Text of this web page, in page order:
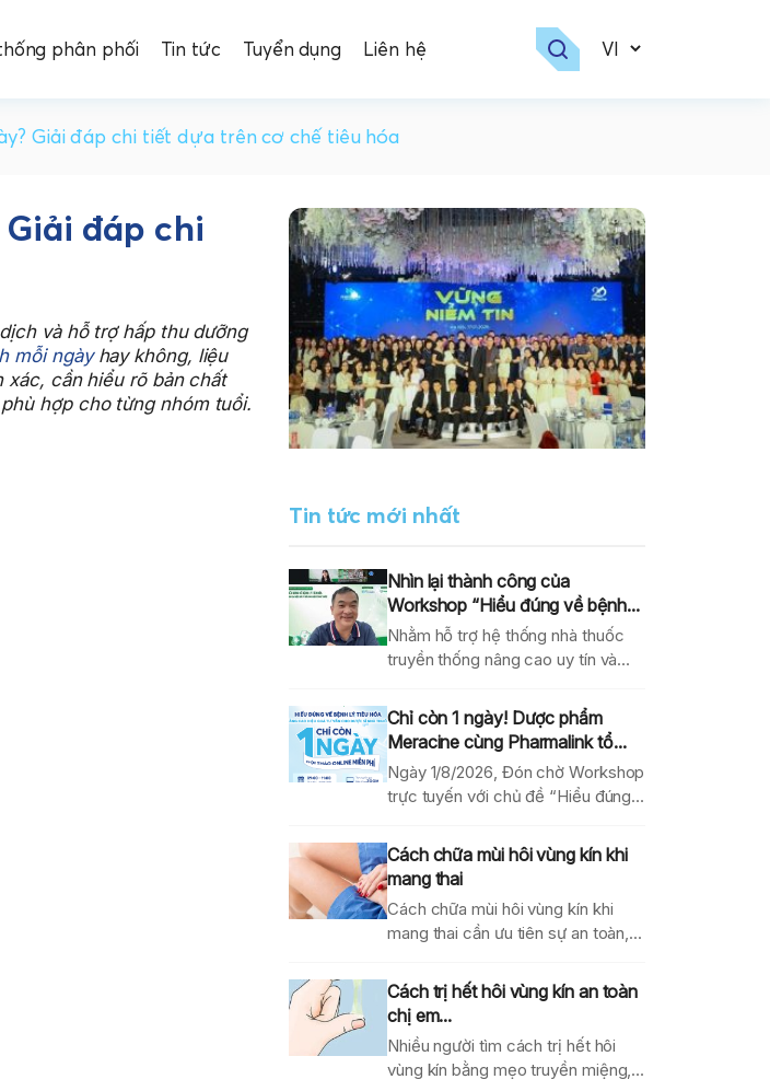
phân phối Tin tức Tuyển dụng Liên hệ
Giải đáp chi tiết dựa trên cơ chế tiêu hóa
đáp chi
và hỗ trợ hấp thu dưỡng
mỗi ngàyhay không, liệu
cần hiểu rõ bản chất
hợp cho từng nhóm tuổi.
Tin tức mới nhất
Nhìn lại thành công của
Workshop “Hiểu đúng về bệnh...
Nhằm hỗ trợ hệ thống nhà thuốc
truyền thống nâng cao uy tín và
Chỉ còn 1 ngày! Dược phẩm
Meracine cùng Pharmalink tổ...
Ngày 1/8/2026, Đón chờ Workshop
trực tuyến với chủ đề “Hiểu đúng
Cách chữa mùi hôi vùng kín khi
mang thai
Cách chữa mùi hôi vùng kín khi
mang thai cần ưu tiên sự an toàn,...
Cách trị hết hôi vùng kín an toàn
chị em...
Nhiều người tìm cách trị hết hôi
vùng kín bằng mẹo truyền miệng,